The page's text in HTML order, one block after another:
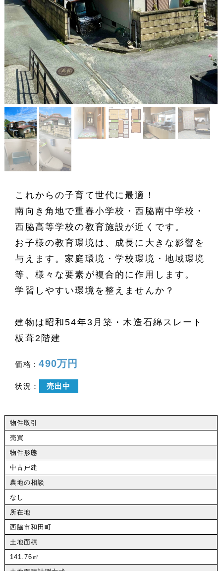
これからの子育て世代に最適！
南向き角地で重春小学校・西脇南中学校・
西脇高等学校の教育施設が近くです。
お子様の教育環境は、成長に大きな影響を
与えます。家庭環境・学校環境・地域環境
等、様々な要素が複合的に作用します。
学習しやすい環境を整えませんか？
建物は昭和54年3月築・木造石綿スレート
板葺2階建
価格 :490万円
状況： 売出中
物件取引
売買
物件形態
中古戸建
農地の相談
なし
所在地
西脇市和田町
土地面積
141.76㎡